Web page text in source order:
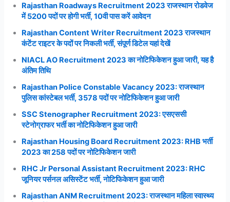
Rajasthan Roadways Recruitment 2023 राजस्थान रोडवेज
में 5200 पदों पर होगी भर्ती, 10वी पास करें आवेदन
Rajasthan Content Writer Recruitment 2023 राजस्थान
कंटेंट राइटर के पदों पर निकली भर्ती, संपूर्ण डिटेल यहां देखें
NIACL AO Recruitment 2023 का नोटिफिकेशन हुआ जारी, यह है
अंतिम तिथि
Rajasthan Police Constable Vacancy 2023: राजस्थान
पुलिस कांस्टेबल भर्ती, 3578 पदों पर नोटिफिकेशन हुआ जारी
SSC Stenographer Recruitment 2023: एसएससी
स्टेनोग्राफर भर्ती का नोटिफिकेशन हुआ जारी
Rajasthan Housing Board Recruitment 2023: RHB भर्ती
2023 का 258 पदों पर नोटिफिकेशन जारी
RHC Jr Personal Assistant Recruitment 2023: RHC
जूनियर पर्सनल असिस्टेंट भर्ती, नोटिफिकेशन हुआ जारी
Rajasthan ANM Recruitment 2023: राजस्थान महिला स्वास्थ्य